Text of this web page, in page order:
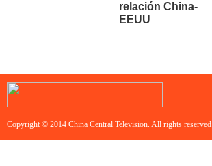
relación China-
EEUU
Copyright © 2014 China Central Television. All rights reserved.